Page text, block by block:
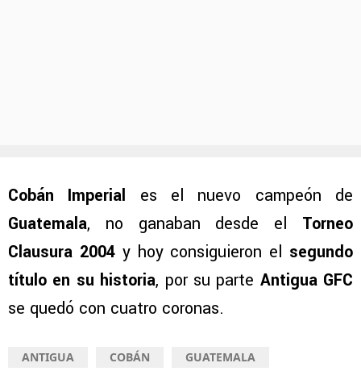
Cobán Imperial es el nuevo campeón de
Guatemala, no ganaban desde el Torneo
Clausura 2004 y hoy consiguieron el segundo
título en su historia, por su parte Antigua GFC
se quedó con cuatro coronas.
ANTIGUA COBÁN GUATEMALA